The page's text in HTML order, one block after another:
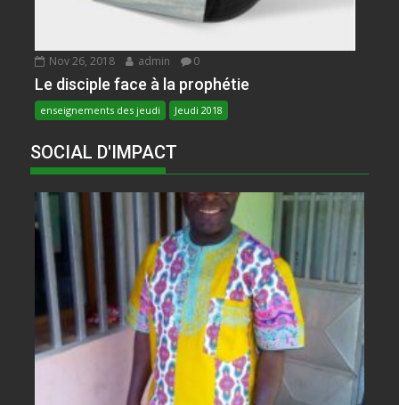
Nov 26, 2018 admin 0
Le disciple face à la prophétie
enseignements des jeudi Jeudi 2018
SOCIAL D'IMPACT